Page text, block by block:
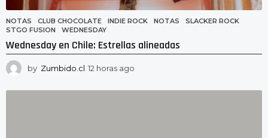
NOTAS CLUB CHOCOLATE ,INDIE ROCK ,NOTAS ,SLACKER ROCK
STGO FUSION
,WEDNESDAY
Wednesday en Chile: Estrellas alineadas
by Zumbido.cl 12 horas ago
h